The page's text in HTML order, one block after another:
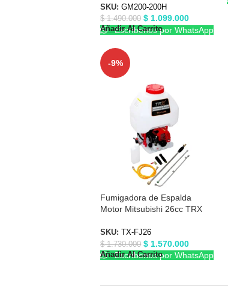
SKU:GM200-200H
$1.490.000 $ 1.099.000
Añadir Al Carrito
Escríbenos por WhatsApp
-9%
Fumigadora de Espalda
Motor Mitsubishi 26cc TRX
SKU:
TX-FJ26
$1.730.000 $ 1.570.000
Añadir Al Carrito
Escríbenos por WhatsApp